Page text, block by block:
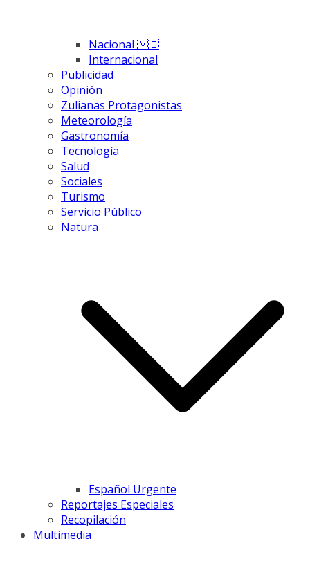
Nacional 🇻🇪
Internacional
Publicidad
Opinión
Zulianas Protagonistas
Meteorología
Gastronomía
Tecnología
Salud
Sociales
Turismo
Servicio Público
Natura
Español Urgente
Reportajes Especiales
Recopilación
Multimedia